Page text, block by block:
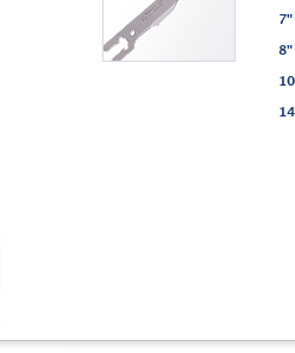
7"
8"